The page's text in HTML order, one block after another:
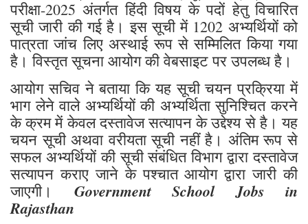
परीक्षा-2025 अंतर्गत हिंदी विषय के पदों हेतु विचारित
सूची जारी की गई है। इस सूची में 1202 अभ्यर्थियों को
पात्रता जांच लिए अस्थाई रूप से सम्मिलित किया गया
है। विस्तृत सूचना आयोग की वेबसाइट पर उपलब्ध है।
आयोग सचिव ने बताया कि यह सूची चयन प्रक्रिया में
भाग लेने वाले अभ्यर्थियों की अभ्यर्थिता सुनिश्चित करने
के क्रम में केवल दस्तावेज सत्यापन के उद्देश्य से है। यह
चयन सूची अथवा वरीयता सूची नहीं है। अंतिम रूप से
सफल अभ्यर्थियों की सूची संबंधित विभाग द्वारा दस्तावेज
सत्यापन कराए जाने के पश्चात आयोग द्वारा जारी की
जाएगी। Government School Jobs in
Rajasthan